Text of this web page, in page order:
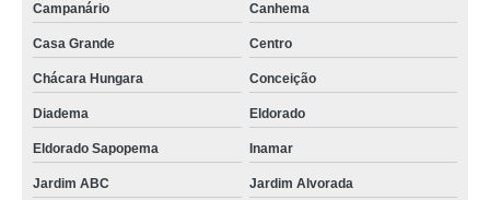
Campanário
Canhema
Casa Grande Centro
Chácara Hungara Conceição
Diadema Eldorado
Eldorado Sapopema Inamar
Jardim ABC Jardim Alvorada